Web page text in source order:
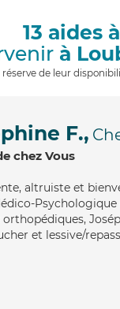
13 aides
à
réserve de leur
F.,
chez Vous
, altruiste et
et lessive/